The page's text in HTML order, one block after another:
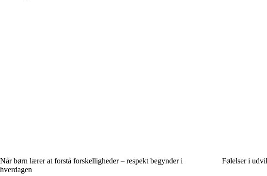
Når børn lærer at forstå forskelligheder – respekt begynder i
hverdagen
Følelser i